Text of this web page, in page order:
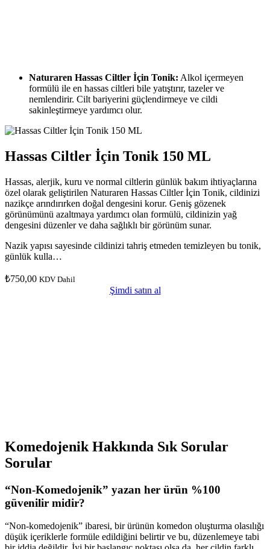
Naturaren Hassas Ciltler İçin Tonik: Alkol içermeyen
formülü ile en hassas ciltleri bile yatıştırır, tazeler ve
nemlendirir. Cilt bariyerini güçlendirmeye ve cildi
sakinleştirmeye yardımcı olur.
Hassas Ciltler İçin Tonik 150 ML
Hassas, alerjik, kuru ve normal ciltlerin günlük bakım ihtiyaçlarına
özel olarak geliştirilen Naturaren Hassas Ciltler İçin Tonik, cildinizi
nazikçe arındırırken doğal dengesini korur. Geniş gözenek
görünümünü azaltmaya yardımcı olan formülü, cildinizin yağ
dengesini düzenler ve daha sağlıklı bir görünüm sunar.
Nazik yapısı sayesinde cildinizi tahriş etmeden temizleyen bu tonik,
günlük kulla…
₺750,00 KDV Dahil
Şimdi satın al
Komedojenik Hakkında Sık Sorular
Sorular
“Non-Komedojenik” yazan her ürün %100
güvenilir midir?
“Non-komedojenik” ibaresi, bir ürünün komedon oluşturma olasılığı
düşük içeriklerle formüle edildiğini belirtir ve bu, düzenlemeye tabi